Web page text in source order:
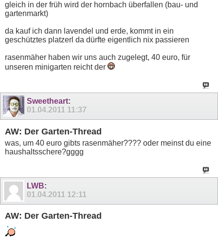
gleich in der früh wird der hornbach überfallen (bau- und
gartenmarkt)
da kauf ich dann lavendel und erde, kommt in ein
geschütztes platzerl da dürfte eigentlich nix passieren
rasenmäher haben wir uns auch zugelegt, 40 euro, für
unseren minigarten reicht der
Sweetheart:
01.04.2011 11:37
AW: Der Garten-Thread
was, um 40 euro gibts rasenmäher???? oder meinst du eine
haushaltsschere?gggg
LWB:
01.04.2011 12:11
AW: Der Garten-Thread